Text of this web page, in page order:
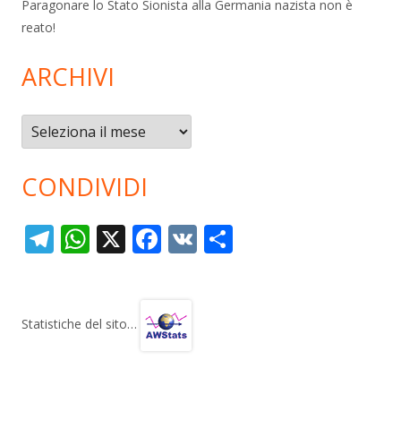
Paragonare lo Stato Sionista alla Germania nazista non è
reato!
ARCHIVI
Archivi
CONDIVIDI
T
gr
W
s
X F
b
V
Statistiche del sito…